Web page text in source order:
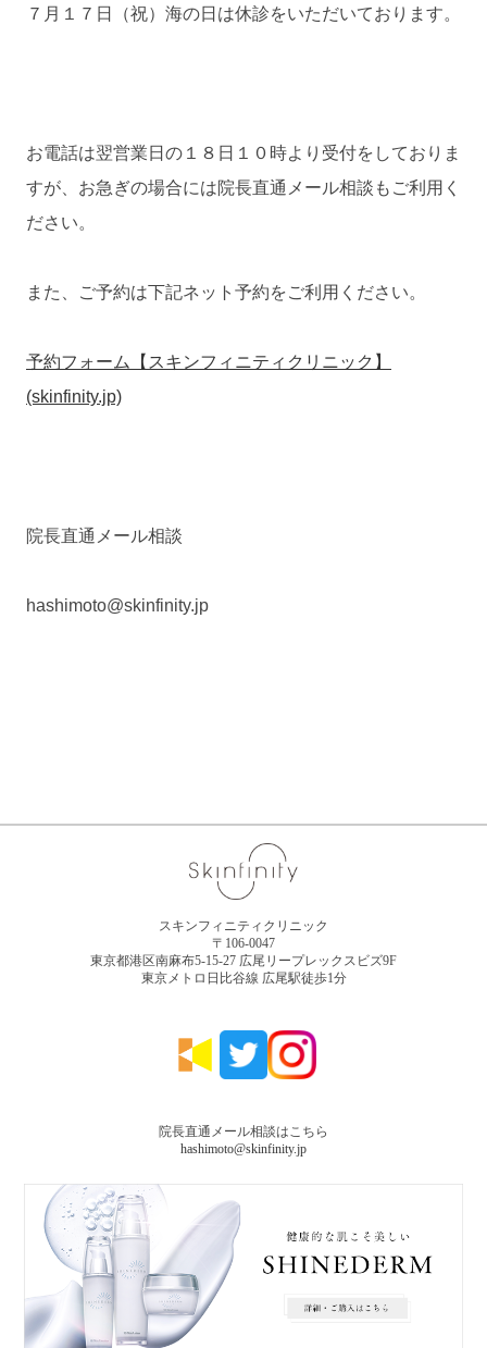
７月１７日（祝）海の日は休診をいただいております。
お電話は翌営業日の１８日１０時より受付をしておりま
すが、お急ぎの場合には院長直通メール相談もご利用く
ださい。
また、ご予約は下記ネット予約をご利用ください。
予約フォーム【スキンフィニティクリニック】
(skinfinity.jp)
院長直通メール相談
hashimoto@skinfinity.jp
スキンフィニティクリニック
〒106-0047
東京都港区南麻布5-15-27 広尾リープレックスビズ9F
東京メトロ日比谷線 広尾駅徒歩1分
院長直通メール相談はこちら
hashimoto@skinfinity.jp